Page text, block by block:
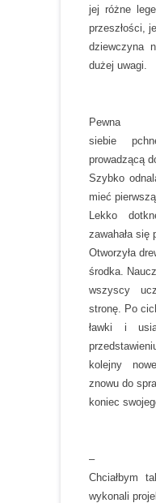
jej różne
przeszłości,
dziewczyna
dużej uwagi.
Pewna
siebie
prowadzącą
Szybko
mieć
Lekko
zawahała się
Otworzyła
środka.
wszyscy
stronę. Po
ławki i
kolejny
znowu do
koniec
–
Chciałbym
wykonali